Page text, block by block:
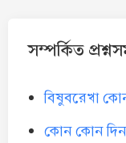
সম্পর্কিত
বিষুবরেখা
কোন কোন দিন